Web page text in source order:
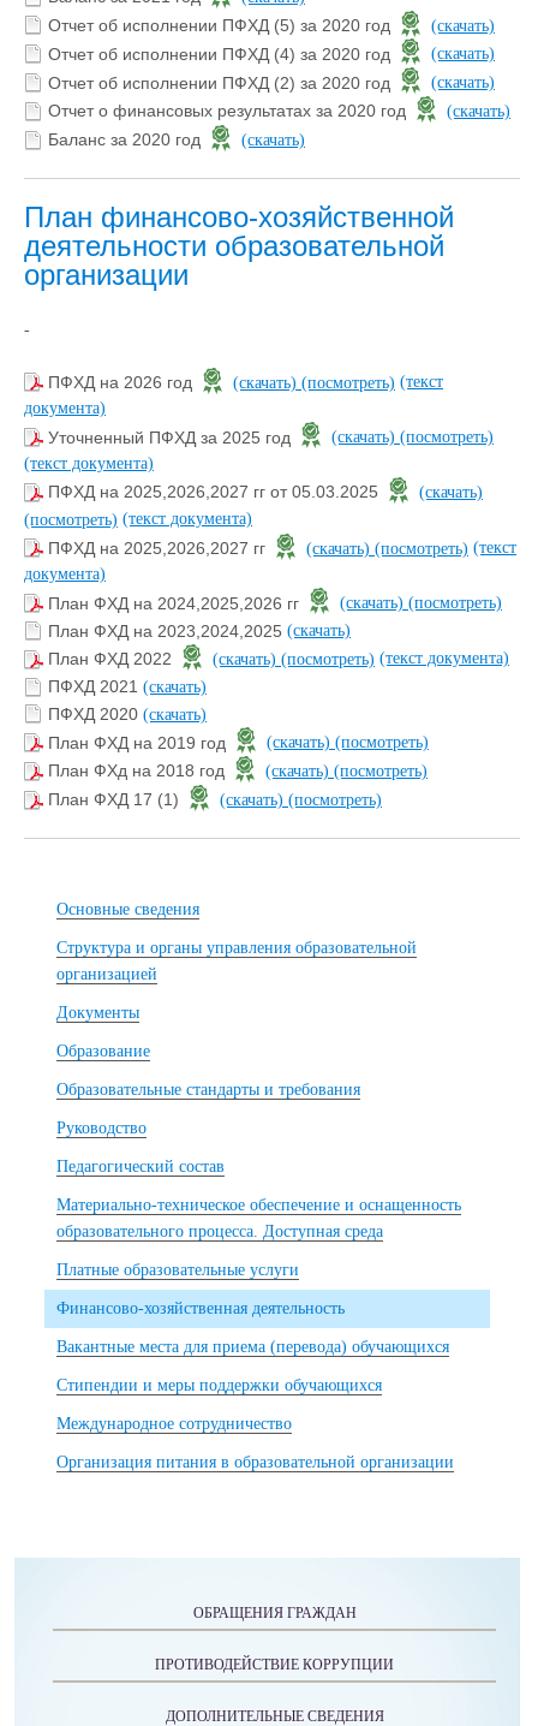
Отчет об исполнении ПФХД (5) за 2020 год (скачать)
Отчет об исполнении ПФХД (4) за 2020 год (скачать)
Отчет об исполнении ПФХД (2) за 2020 год (скачать)
Отчет о финансовых результатах за 2020 год (скачать)
Баланс за 2020 год (скачать)
План финансово-хозяйственной
деятельности образовательной
организации
-
ПФХД на 2026 год (скачать) (посмотреть) (текст
документа)
Уточненный ПФХД за 2025 год (скачать) (посмотреть)
(текст документа)
ПФХД на 2025,2026,2027 гг от 05.03.2025
(скачать)
(посмотреть) (текст документа)
ПФХД на 2025,2026,2027 гг (скачать) (посмотреть) (текст
документа)
План ФХД на 2024,2025,2026 гг (скачать) (посмотреть)
План ФХД на 2023,2024,2025 (скачать)
План ФХД 2022 (скачать) (посмотреть) (текст документа)
ПФХД 2021 (скачать)
ПФХД 2020 (скачать)
План ФХД на 2019 год (скачать) (посмотреть)
План ФХд на 2018 год (скачать) (посмотреть)
План ФХД 17 (1) (скачать) (посмотреть)
Основные сведения
Структура и органы управления образовательной
организацией
Документы
Образование
Образовательные стандарты и требования
Руководство
Педагогический состав
Материально-техническое обеспечение и оснащенность
образовательного процесса. Доступная среда
Платные образовательные услуги
Финансово-хозяйственная деятельность
Вакантные места для приема (перевода) обучающихся
Стипендии и меры поддержки обучающихся
Международное сотрудничество
Организация питания в образовательной организации
ОБРАЩЕНИЯ ГРАЖДАН
ПРОТИВОДЕЙСТВИЕ КОРРУПЦИИ
ДОПОЛНИТЕЛЬНЫЕ СВЕДЕНИЯ